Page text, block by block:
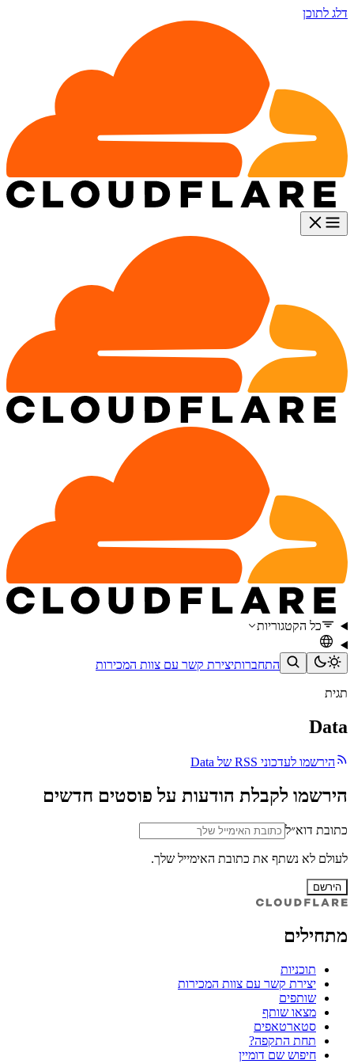
דלג לתוכן
כל הקטגוריות
התחברותיצירת קשר עם צוות המכירות
תגית
Data
הירשמו לעדכוני RSS של Data
הירשמו לקבלת הודעות על פוסטים חדשים
כתובת דוא״ל
לעולם לא נשתף את כתובת האימייל שלך.
הירשם
מתחילים
תוכניות
יצירת קשר עם צוות המכירות
שותפים
מצאו שותף
סטארטאפים
תחת התקפה?
חיפוש שם דומיין